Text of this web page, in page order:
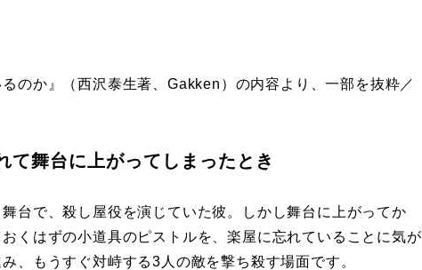
のか』（西沢泰生著、Gakken）の内容より、一部を抜粋／
て舞台に上がってしまったとき
台で、殺し屋役を演じていた彼。しかし舞台に上がってか
くはずの小道具のピストルを、楽屋に忘れていることに気が
、もうすぐ対峙する3人の敵を撃ち殺す場面です。